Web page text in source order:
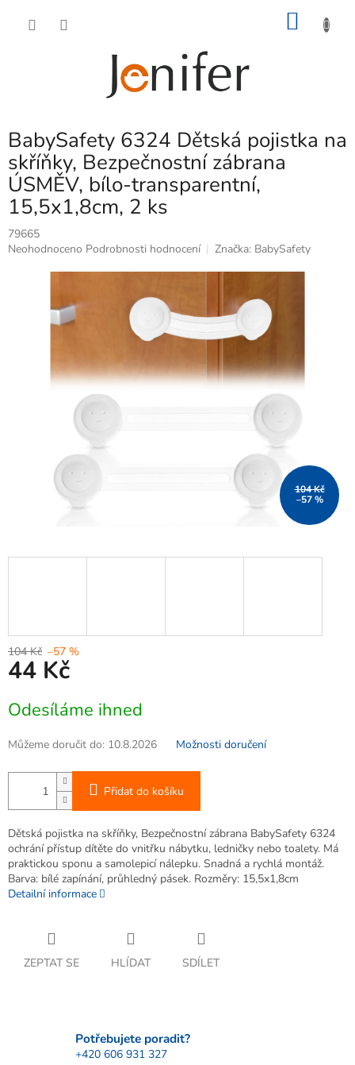
BabySafety 6324 Dětská pojistka na
skříňky, Bezpečnostní zábrana
ÚSMĚV, bílo-transparentní,
15,5x1,8cm, 2 ks
79665
Průměrné
Neohodnoceno Podrobnosti hodnocení Značka: BabySafety
104 Kč
–57 %
104 Kč –57 %
44 Kč
cena:
Odesíláme ihned
Můžeme doručit do: 10.8.2026 Možnosti doručení
Přidat do košíku
Dětská pojistka na skříňky, Bezpečnostní zábrana BabySafety 6324
ochrání přístup dítěte do vnitřku nábytku, ledničky nebo toalety. Má
praktickou sponu a samolepicí nálepku. Snadná a rychlá montáž.
Barva: bílé zapínání, průhledný pásek. Rozměry: 15,5x1,8cm
Detailní informace
ZEPTAT SE HLÍDAT SDÍLET
Potřebujete poradit?
+420 606 931 327